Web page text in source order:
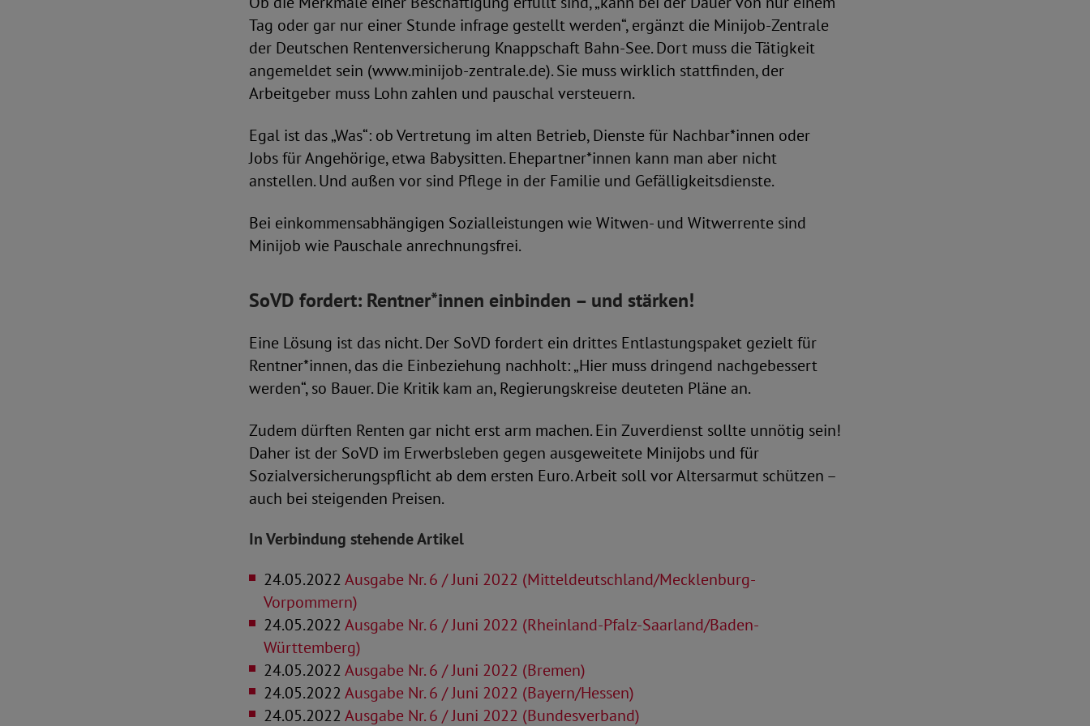
Tag oder gar nur einer Stunde infrage gestellt werden“, ergänzt die Minijob-Zentrale
der Deutschen Rentenversicherung Knappschaft Bahn-See. Dort muss die Tätigkeit
angemeldet sein (www.minijob-zentrale.de). Sie muss wirklich stattfinden, der
Arbeitgeber muss Lohn zahlen und pauschal versteuern.
Egal ist das „Was“: ob Vertretung im alten Betrieb, Dienste für Nachbar*innen oder
Jobs für Angehörige, etwa Babysitten. Ehepartner*innen kann man aber nicht
anstellen. Und außen vor sind Pflege in der Familie und Gefälligkeitsdienste.
Bei einkommensabhängigen Sozialleistungen wie Witwen- und Witwerrente sind
Minijob wie Pauschale anrechnungsfrei.
SoVD fordert: Rentner*innen einbinden – und stärken!
Eine Lösung ist das nicht. Der SoVD fordert ein drittes Entlastungspaket gezielt für
Rentner*innen, das die Einbeziehung nachholt: „Hier muss dringend nachgebessert
werden“, so Bauer. Die Kritik kam an, Regierungskreise deuteten Pläne an.
Zudem dürften Renten gar nicht erst arm machen. Ein Zuverdienst sollte unnötig sein!
Daher ist der SoVD im Erwerbsleben gegen ausgeweitete Minijobs und für
Sozialversicherungspflicht ab dem ersten Euro. Arbeit soll vor Altersarmut schützen –
auch bei steigenden Preisen.
In Verbindung stehende Artikel
24.05.2022Ausgabe Nr. 6 / Juni 2022 (Mitteldeutschland/Mecklenburg-
Vorpommern)
24.05.2022Ausgabe Nr. 6 / Juni 2022 (Rheinland-Pfalz-Saarland/Baden-
Württemberg)
24.05.2022Ausgabe Nr. 6 / Juni 2022 (Bremen)
24.05.2022Ausgabe Nr. 6 / Juni 2022 (Bayern/Hessen)
24.05.2022Ausgabe Nr. 6 / Juni 2022 (Bundesverband)